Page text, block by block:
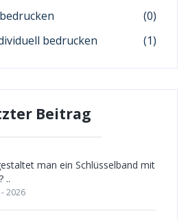
(0)
bedrucken
(1)
Beitrag
man ein Schlüsselband mit
..
- 2026